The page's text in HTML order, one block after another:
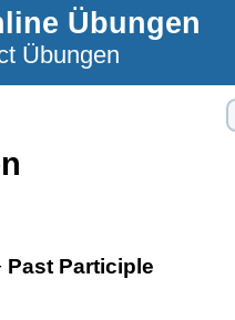
Übungen
Übungen
Past Participle